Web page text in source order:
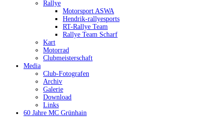
Rallye
Motorsport ASWA
Hendrik-rallyesports
RT-Rallye Team
Rallye Team Scharf
Kart
Motorrad
Clubmeisterschaft
Media
Club-Fotografen
Archiv
Galerie
Download
Links
60 Jahre MC Grünhain